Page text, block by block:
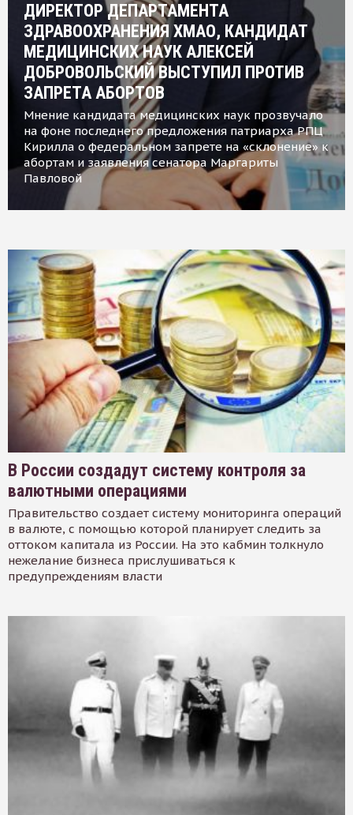
ДИРЕКТОР ДЕПАРТАМЕНТА
ЗДРАВООХРАНЕНИЯ ХМАО, КАНДИДАТ
МЕДИЦИНСКИХ НАУК АЛЕКСЕЙ
ДОБРОВОЛЬСКИЙ ВЫСТУПИЛ ПРОТИВ
ЗАПРЕТА АБОРТОВ
Мнение кандидата медицинских наук прозвучало
на фоне последнего предложения патриарха РПЦ
Кирилла о федеральном запрете на «склонение» к
абортам и заявления сенатора Маргариты
Павловой
В России создадут систему контроля за
валютными операциями
Правительство создает систему мониторинга операций
в валюте, с помощью которой планирует следить за
оттоком капитала из России. На это кабмин толкнуло
нежелание бизнеса прислушиваться к
предупреждениям власти